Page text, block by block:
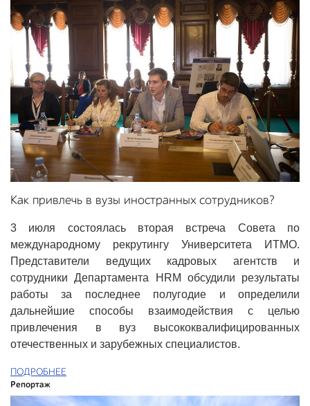
Как привлечь в вузы иностранных сотрудников?
3 июля состоялась вторая встреча Совета по
международному рекрутингу Университета ИТМО.
Представители ведущих кадровых агентств и
сотрудники Департамента HRM обсудили результаты
работы за последнее полугодие и определили
дальнейшие способы взаимодействия с целью
привлечения в вуз высококвалифицированных
отечественных и зарубежных специалистов.
ПОДРОБНЕЕ
Репортаж